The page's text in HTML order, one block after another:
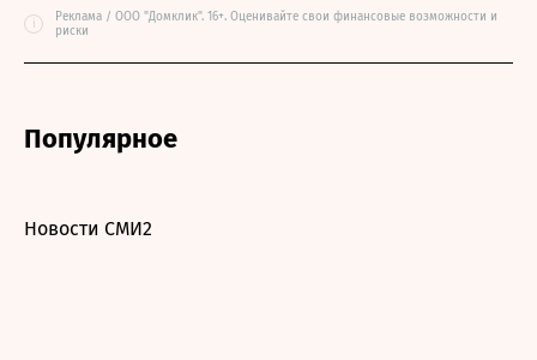
i
Реклама / ООО "Домклик". 16+. Оценивайте свои финансовые возможности и
риски
Популярное
Новости СМИ2